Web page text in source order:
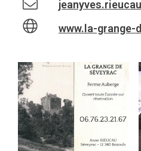
www.la-grange-